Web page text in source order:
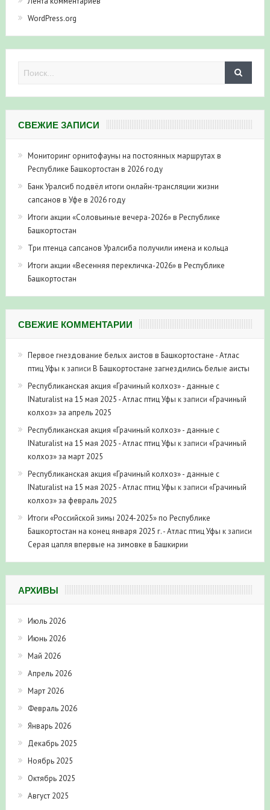
WordPress.org
СВЕЖИЕ ЗАПИСИ
Республике Башкортостан в 2026 году
Банк Уралсиб подвёл итоги онлайн-трансляции жизни
сапсанов в Уфе в 2026 году
Итоги акции «Соловьиные вечера-2026» в Республике
Башкортостан
Три птенца сапсанов Уралсиба получили имена и кольца
Итоги акции «Весенняя перекличка-2026» в Республике
Башкортостан
СВЕЖИЕ КОММЕНТАРИИ
птиц Уфык записиВ Башкортостане загнездились белые аисты
Республиканская акция «Грачиный колхоз» - данные с
INaturalist на 15 мая 2025 - Атлас птиц Уфык записи«Грачиный
колхоз» за апрель 2025
Республиканская акция «Грачиный колхоз» - данные с
INaturalist на 15 мая 2025 - Атлас птиц Уфык записи«Грачиный
колхоз» за март 2025
Республиканская акция «Грачиный колхоз» - данные с
INaturalist на 15 мая 2025 - Атлас птиц Уфык записи«Грачиный
колхоз» за февраль 2025
Итоги «Российской зимы 2024-2025» по Республике
Башкортостан на конец января 2025 г. - Атлас птиц Уфы
Серая цапля впервые на зимовке в Башкирии
АРХИВЫ
Июнь 2026
Май 2026
Апрель 2026
Март 2026
Февраль 2026
Январь 2026
Декабрь 2025
Ноябрь 2025
Октябрь 2025
Август 2025
Июнь 2025